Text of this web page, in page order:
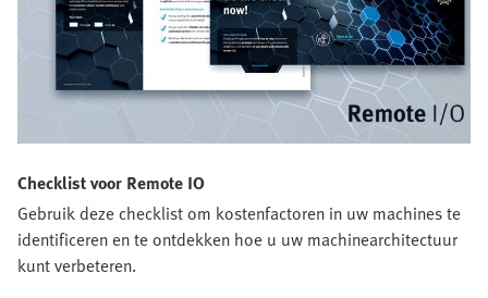
Checklist voor Remote IO
Gebruik deze checklist om kostenfactoren in uw machines te
identificeren en te ontdekken hoe u uw machinearchitectuur
kunt verbeteren.